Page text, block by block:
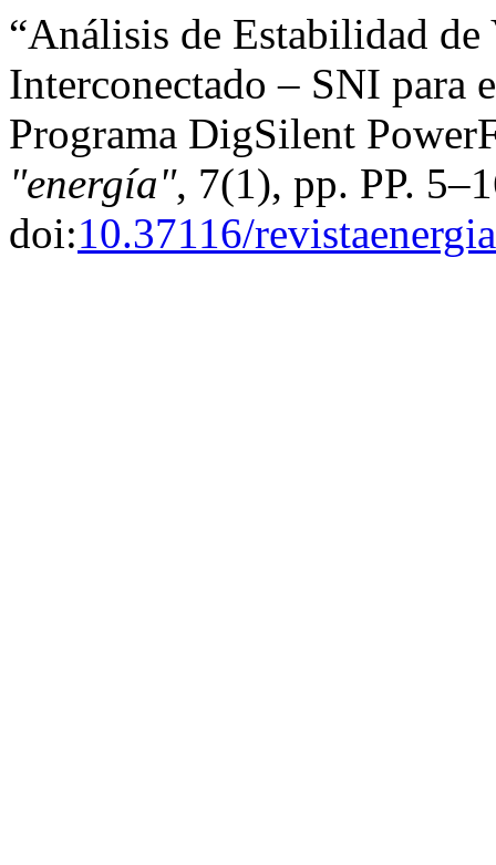
“Análisis de Estabilidad
Interconectado – SNI para
Programa DigSilent
"energía", 7(1), pp. PP.
doi:10.37116/